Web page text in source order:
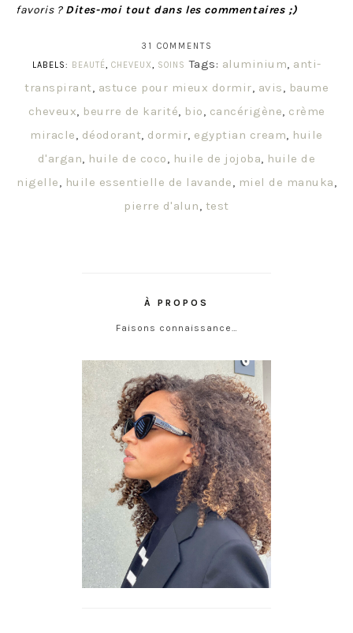
favoris ? Dites-moi tout dans les commentaires ;)
31 COMMENTS
LABELS: BEAUTÉ, CHEVEUX, SOINS Tags: aluminium, anti-
transpirant, astuce pour mieux dormir, avis, baume
cheveux, beurre de karité, bio, cancérigène, crème
miracle, déodorant, dormir, egyptian cream, huile
d'argan, huile de coco, huile de jojoba, huile de
nigelle, huile essentielle de lavande, miel de manuka,
pierre d'alun, test
À PROPOS
Faisons connaissance…